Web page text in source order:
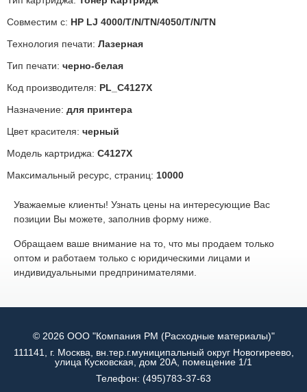
Совместим с: HP LJ 4000/Т/N/TN/4050/T/N/TN
Технология печати: Лазерная
Тип печати: черно-белая
Код производителя: PL_C4127X
Назначение: для принтера
Цвет красителя: черный
Модель картриджа: C4127X
Максимальный ресурс, страниц: 10000
Уважаемые клиенты! Узнать цены на интересующие Вас
позиции Вы можете, заполнив форму ниже.
Обращаем ваше внимание на то, что мы продаем только
оптом и работаем только с юридическими лицами и
индивидуальными предпринимателями.
© 2026 ООО "Компания РМ (Расходные материалы)"
111141, г. Москва, вн.тер.г.муниципальный округ Новогиреево,
улица Кусковская, дом 20А, помещение 1/1
Телефон: (495)783-37-63